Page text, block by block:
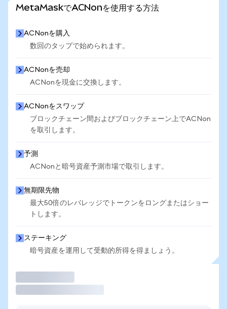
MetaMaskでACNonを使用する方法
ACNonを購入
数回のタップで始められます。
ACNonを売却
ACNonを現金に交換します。
ACNonをスワップ
ブロックチェーン間およびブロックチェーン上でACNon
を取引します。
予測
ACNonと暗号資産予測市場で取引します。
無期限先物
最大50倍のレバレッジでトークンをロングまたはショー
トします。
ステーキング
暗号資産を運用して受動的所得を得ましょう。